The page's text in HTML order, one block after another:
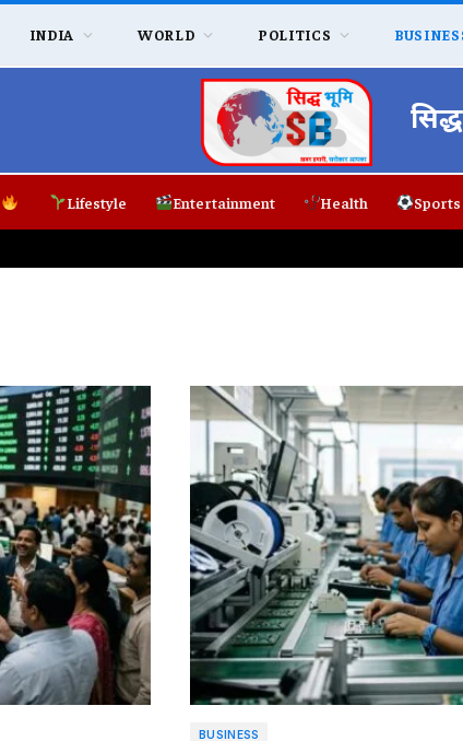
INDIA WORLD POLITICS
Lifestyle Entertainment Health Sports
BUSINESS